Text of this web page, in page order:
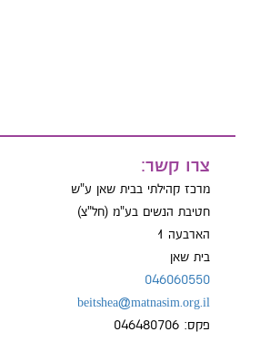
צרו קשר:
מרכז קהילתי בבית שאן ע"ש
חטיבת הנשים בע"מ (חל"צ)
הארבעה 1
בית שאן
046060550
beitshea@matnasim.org.il
פקס: 046480706